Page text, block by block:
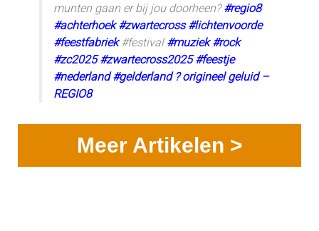
munten gaan er bij jou doorheen?#regio8
#achterhoek #zwartecross #lichtenvoorde
#feestfabriek#festival #muziek #rock
#zc2025 #zwartecross2025 #feestje
#nederland #gelderland ? origineel geluid –
REGIO8
Meer Artikelen >